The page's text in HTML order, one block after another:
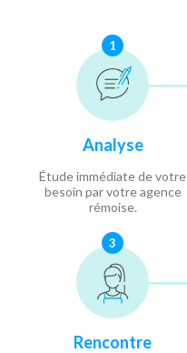
1
Analyse
Étude immédiate de votre
besoin par votre agence
rémoise.
3
Rencontre